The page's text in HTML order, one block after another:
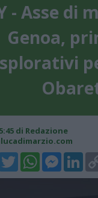
- Asse di
Genoa,
di Redazione
WhatsAppMessenger
LinkedIn
Link